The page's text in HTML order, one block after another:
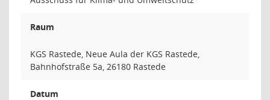
Raum
KGS Rastede, Neue Aula der KGS Rastede,
Bahnhofstraße 5a, 26180 Rastede
Datum